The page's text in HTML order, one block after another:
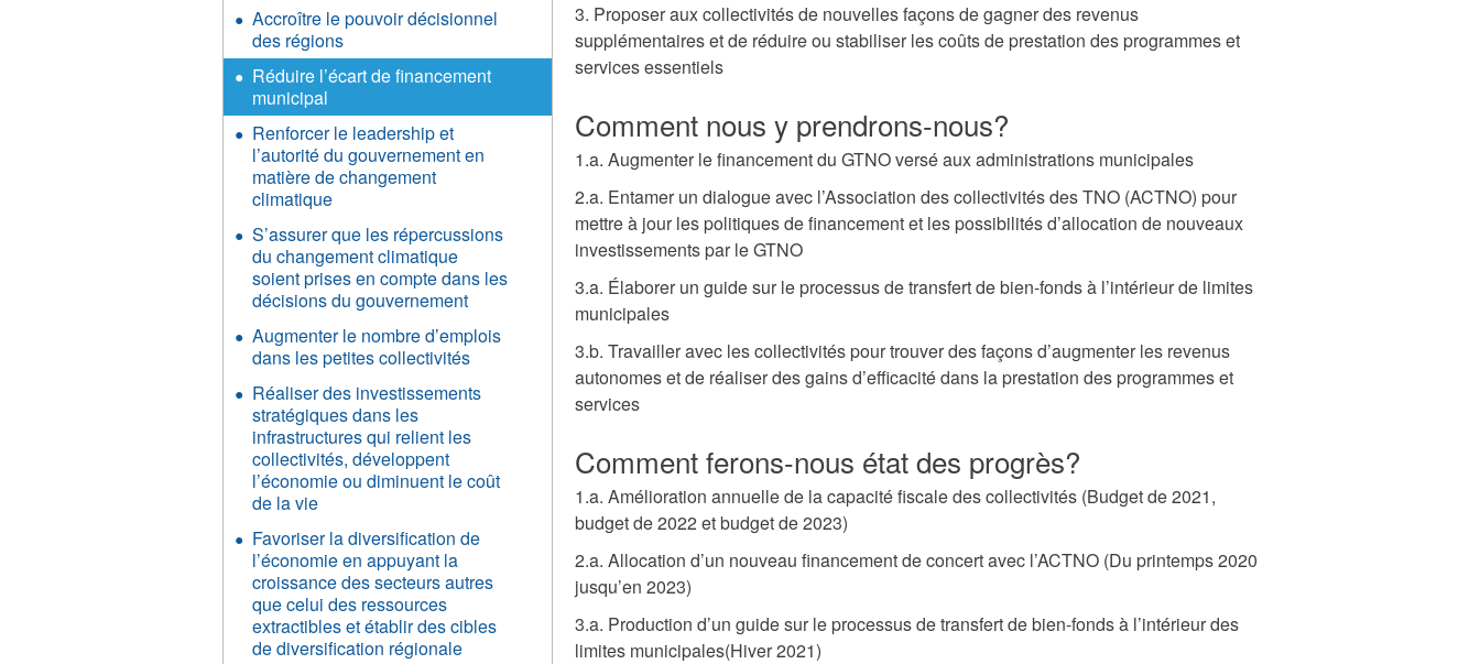
3. Proposer aux collectivités de nouvelles façons de gagner des revenus
supplémentaires et de réduire ou stabiliser les coûts de prestation des programmes et
services essentiels
Comment nous y prendrons-nous?
1.a. Augmenter le financement du GTNO versé aux administrations municipales
2.a. Entamer un dialogue avec l’Association des collectivités des TNO (ACTNO) pour
mettre à jour les politiques de financement et les possibilités d’allocation de nouveaux
investissements par le GTNO
3.a. Élaborer un guide sur le processus de transfert de bien-fonds à l’intérieur de limites
municipales
3.b. Travailler avec les collectivités pour trouver des façons d’augmenter les revenus
autonomes et de réaliser des gains d’efficacité dans la prestation des programmes et
services
Comment ferons-nous état des progrès?
1.a. Amélioration annuelle de la capacité fiscale des collectivités (Budget de 2021,
budget de 2022 et budget de 2023)
2.a. Allocation d’un nouveau financement de concert avec l’ACTNO (Du printemps 2020
jusqu’en 2023)
3.a. Production d’un guide sur le processus de transfert de bien-fonds à l’intérieur des
limites municipales(Hiver 2021)
Accroître le pouvoir décisionnel
des régions
Réduire l’écart de financement
municipal
Renforcer le leadership et
l’autorité du gouvernement en
matière de changement
climatique
S’assurer que les répercussions
du changement climatique
soient prises en compte dans les
décisions du gouvernement
Augmenter le nombre d’emplois
dans les petites collectivités
Réaliser des investissements
stratégiques dans les
infrastructures qui relient les
collectivités, développent
l’économie ou diminuent le coût
de la vie
Favoriser la diversification de
l’économie en appuyant la
croissance des secteurs autres
que celui des ressources
extractibles et établir des cibles
de diversification régionale